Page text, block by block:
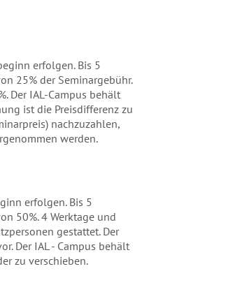
erfolgen. Bis 5
25% der Seminargebühr.
Der IAL-Campus behält
ist die Preisdifferenz zu
nachzuzahlen,
werden.
erfolgen. Bis 5
50%. 4 Werktage und
gestattet. Der
Der IAL - Campus behält
zu verschieben.